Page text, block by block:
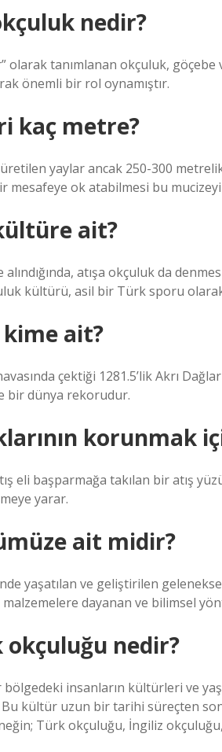
nedir?
olarak tanımlanan okçuluk, göçebe
önemli bir rol oynamıştır.
kaç metre?
yaylar ancak 250-300
mesafeye ok atabilmesi bu
ait?
atışa okçuluk da
kültürü, asil bir Türk sporu
ait?
çektiği 1281.5’lik Akrı
bir dünya rekorudur.
korunmak
eli başparmağa takılan bir atış
yarar.
ait midir?
yaşatılan ve geliştirilen
dayanan ve bilimsel
okçuluğu nedir?
insanların kültürleri ve
kültür uzun bir tarihi süreçten
Türk okçuluğu, İngiliz